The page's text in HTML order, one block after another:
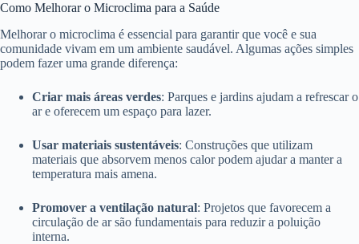
Como Melhorar o Microclima para a Saúde
Melhorar o microclima é essencial para garantir que você e sua
comunidade vivam em um ambiente saudável. Algumas ações simples
podem fazer uma grande diferença:
Criar mais áreas verdes: Parques e jardins ajudam a refrescar o
ar e oferecem um espaço para lazer.
Usar materiais sustentáveis: Construções que utilizam
materiais que absorvem menos calor podem ajudar a manter a
temperatura mais amena.
Promover a ventilação natural: Projetos que favorecem a
circulação de ar são fundamentais para reduzir a poluição
interna.